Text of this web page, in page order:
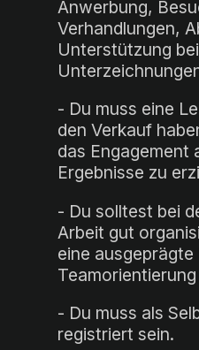
Anwerbung,
Verhandlungen,
Unterstützung bei
- Du muss eine
den Verkauf
das Engagement
Ergebnisse zu
- Du solltest bei
Arbeit gut
eine
- Du muss als
registriert sein.